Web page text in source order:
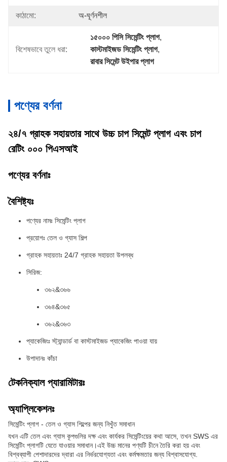
কাঠামো: অ-ঘূর্ণনশীল
বিশেষভাবে তুলে ধরা:
১৫০০০ পিসি সিমেন্টিং প্লাগ,
কাস্টমাইজড সিমেন্টিং প্লাগ,
রাবার সিমেন্ট উইপার প্লাগ
পণ্যের বর্ণনা
২৪/৭ গ্রাহক সহায়তার সাথে উচ্চ চাপ সিমেন্ট প্লাগ এবং চাপ
রেটিং ০০০ পিএসআই
পণ্যের বর্ণনাঃ
বৈশিষ্ট্যঃ
পণ্যের নামঃ সিমেন্টিং প্লাগ
প্রয়োগঃ তেল ও গ্যাস শিল্প
গ্রাহক সহায়তাঃ 24/7 গ্রাহক সহায়তা উপলব্ধ
সিরিজ:
৩৬২&৩৬৬
৩৬৪&৩৬৫
৩৬২&৩৬৩
প্যাকেজিংঃ স্ট্যান্ডার্ড বা কাস্টমাইজড প্যাকেজিং পাওয়া যায়
উপাদানঃ কাঁচা
টেকনিক্যাল প্যারামিটারঃ
অ্যাপ্লিকেশনঃ
সিমেন্টিং প্লাগ - তেল ও গ্যাস শিল্পের জন্য নিখুঁত সমাধান
যখন এটি তেল এবং গ্যাস কূপগুলির দক্ষ এবং কার্যকর সিমেন্টিংয়ের কথা আসে, তখন SWS এর
সিমেন্টিং প্লাগটি যেতে যাওয়ার সমাধান।এই উচ্চ মানের পণ্যটি চীনে তৈরি করা হয় এবং
বিশ্বব্যাপী পেশাদারদের দ্বারা এর নির্ভরযোগ্যতা এবং কর্মক্ষমতার জন্য বিশ্বাসযোগ্য.